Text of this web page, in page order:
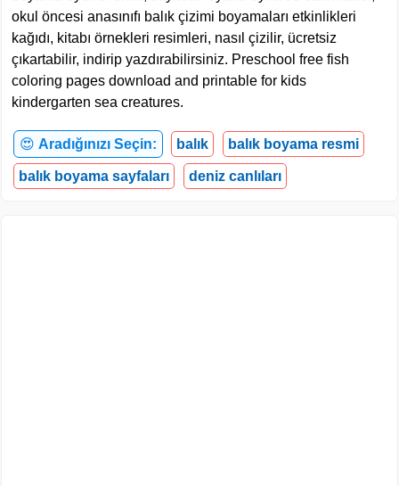
okul öncesi anasınıfı balık çizimi boyamaları etkinlikleri
kağıdı, kitabı örnekleri resimleri, nasıl çizilir, ücretsiz
çıkartabilir, indirip yazdırabilirsiniz. Preschool free fish
coloring pages download and printable for kids
kindergarten sea creatures.
😍 Aradığınızı Seçin: balık balık boyama resmi
balık boyama sayfaları deniz canlıları